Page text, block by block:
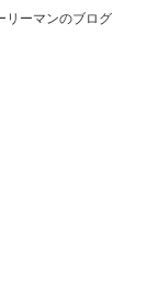
リーマンのブログ